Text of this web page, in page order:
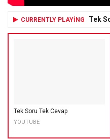
CURRENTLY PLAYING Tek
Tek Soru Tek Cevap
YOUTUBE